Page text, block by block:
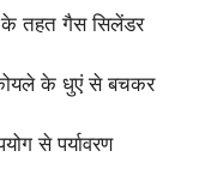
के तहत गैस सिलेंडर
के धुएं से बचकर
से पर्यावरण